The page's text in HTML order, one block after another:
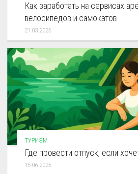
Как заработать на сервисах
велосипедов и самокатов
21.03.2026
ТУРИЗМ
Где провести отпуск, если
15.06.2025